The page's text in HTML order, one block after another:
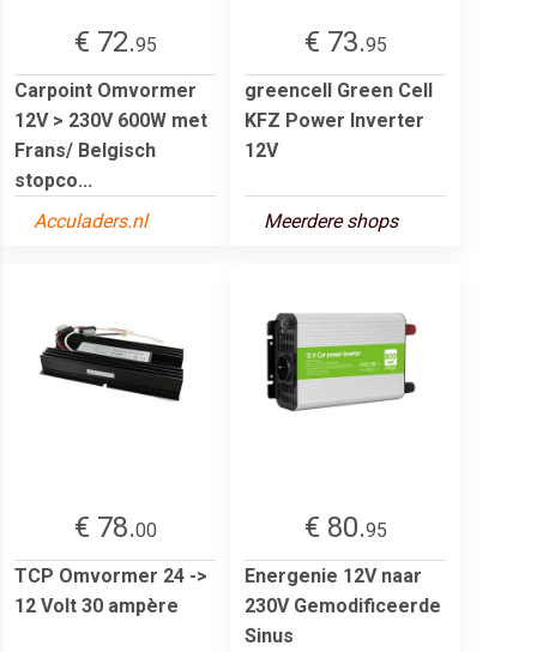
€ 72.95
Carpoint Omvormer
12V > 230V 600W met
Frans/ Belgisch
stopco...
Acculaders.nl
€ 73.95
greencell Green Cell
KFZ Power Inverter
12V
Meerdere shops
€ 78.00
TCP Omvormer 24 ->
12 Volt 30 ampère
€ 80.95
Energenie 12V naar
230V Gemodificeerde
Sinus